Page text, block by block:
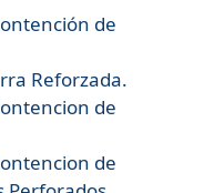
de
Reforzada.
de
de